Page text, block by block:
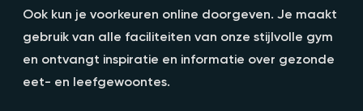
Ook kun je voorkeuren online doorgeven. Je maakt
gebruik van alle faciliteiten van onze stijlvolle gym
en ontvangt inspiratie en informatie over gezonde
eet- en leefgewoontes.